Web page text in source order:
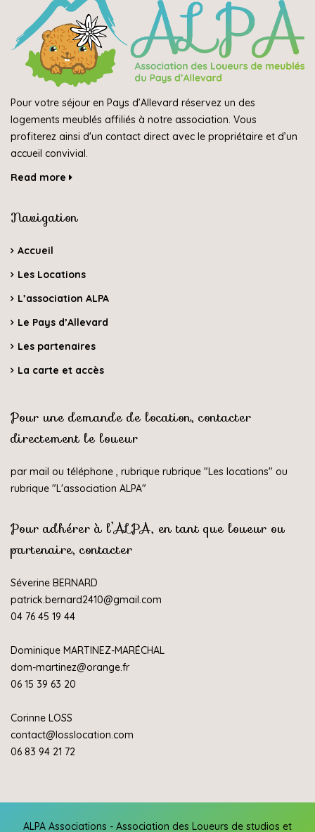
Pour votre séjour en Pays d’Allevard réservez un des
logements meublés affiliés à notre association. Vous
profiterez ainsi d'un contact direct avec le propriétaire et d’un
accueil convivial.
Read more
Navigation
Accueil
Les Locations
L’association ALPA
Le Pays d’Allevard
Les partenaires
La carte et accès
Pour une demande de location, contacter
directement le loueur
par mail ou téléphone , rubrique rubrique "Les locations" ou
rubrique "L'association ALPA"
Pour adhérer à l’ALPA, en tant que loueur ou
partenaire, contacter
Séverine BERNARD
patrick.bernard2410@gmail.com
04 76 45 19 44
Dominique MARTINEZ-MARÉCHAL
dom-martinez@orange.fr
06 15 39 63 20
Corinne LOSS
contact@losslocation.com
06 83 94 21 72
ALPA Associations - Association des Loueurs de studios et